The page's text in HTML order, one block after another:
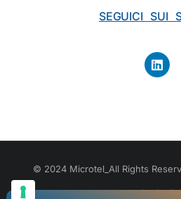
SEGUICI SUI
© 2024 Microtel_All Rights